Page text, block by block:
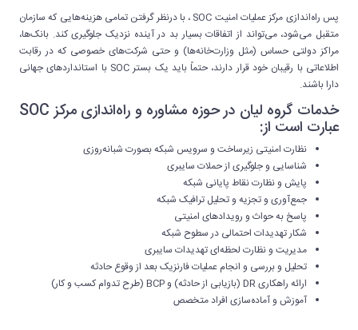
پس راه‌اندازی مرکز عملیات امنیت SOC ، با درنظر گرفتن تمامی هزینه‌هایی که سازمان
متقبل می‌شود، می‌تواند از اتفاقات بسیار بد در آینده نزدیک جلوگیری کند. بانک‌ها،
مراکز دولتی حساس (مثل وزارت‌خانه‌ها) و حتی شرکت‌های خصوصی که در رقابت
اطلاعاتی با رقیبان خود قرار دارند، حتماً باید یک بستر SOC با استانداردهای جهانی
دارا باشند.
خدمات گروه لیان در حوزه مشاوره و راه‌اندازی مرکز SOC
عبارت است از:
نظارت امنیتی زیرساخت و سرویس شبکه بصورت شبانه‌روزی
شناسایی و جلوگیری از حملات سایبری
پایش و نظارت نقاط پایانی شبکه
جمع‌آوری و تجزیه و تحلیل ترافیک شبکه
پاسخ به حواث و رویدادهای امنیتی
شکار تهدیدات احتمالی در سطوح شبکه
مدیریت و نظارت لحظه‌ای تهدیدات سایبری
تحلیل و بررسی و انجام عملیات فارنزیک بعد از وقوع حادثه
ارائه راهکاری DR (بازیابی از حادثه) و BCP (طرح تدوام کسب و کار)
آموزش و آماده‌سازی افراد متخصص